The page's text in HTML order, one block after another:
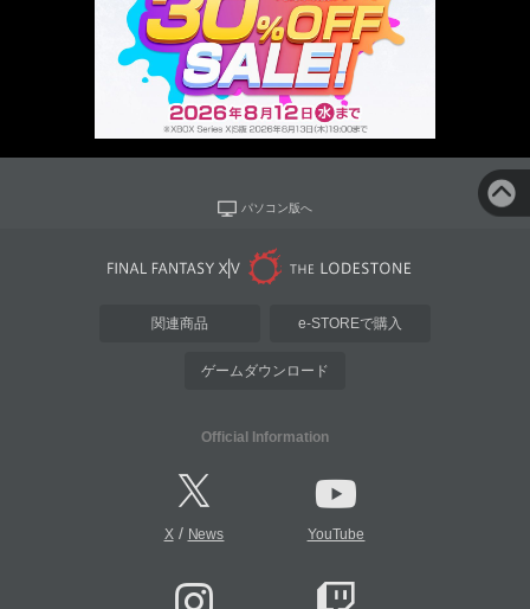
パソコン版へ
関連商品 e-STOREで購入
ゲームダウンロード
Official Information
X/ News YouTube